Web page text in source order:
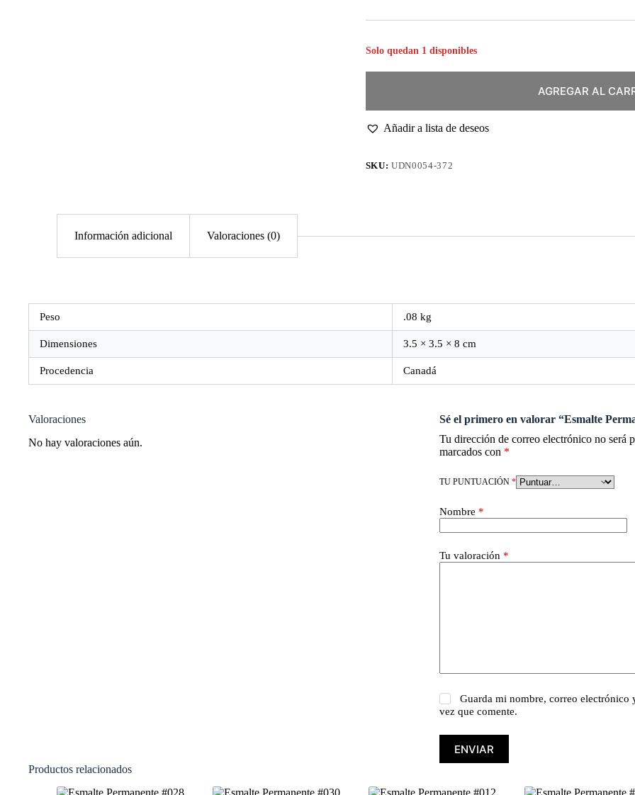
Solo quedan 1 disponibles
AGREGAR AL
Añadir a lista de deseos
SKU:UDN0054-372
Información adicional Valoraciones (0)
Peso .08 kg
Dimensiones 3.5 × 3.5 × 8 cm
Procedencia Canadá
Valoraciones
No hay valoraciones aún.
Sé el primero en valorar “Esmalte
Tu dirección de correo electrónico no será
marcados con *
TU PUNTUACIÓN *
Nombre *
Tu valoración *
Guarda mi nombre, correo electrónico
vez que comente.
ENVIAR
Productos relacionados